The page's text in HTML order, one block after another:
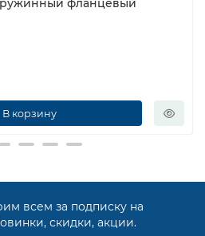
фланцевый
В корзину
всем за подписку на
скидки, акции.